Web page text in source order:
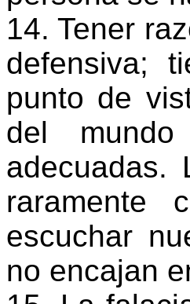
14. Tener
defensiva;
punto de
del
adecuadas.
raramente
escuchar
no encajan